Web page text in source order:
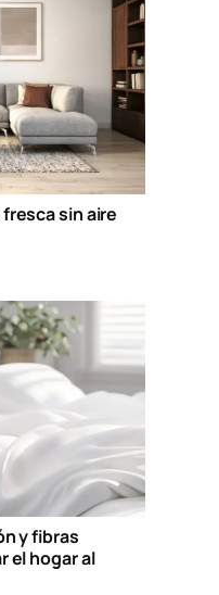
sin aire
y fibras
el hogar al